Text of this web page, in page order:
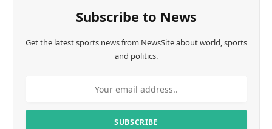
Subscribe to News
Get the latest sports news from NewsSite about world, sports
and politics.